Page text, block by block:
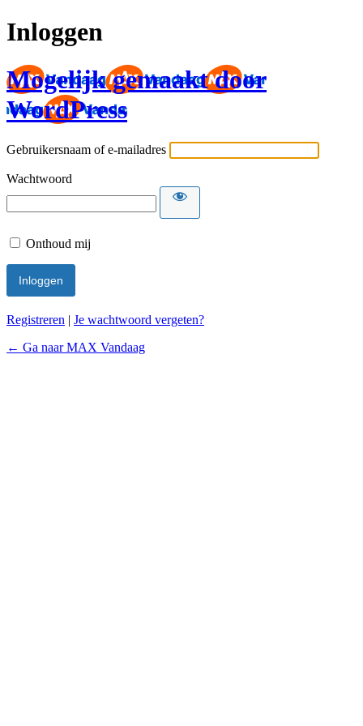
Inloggen
Mogelijk gemaakt door
WordPress
Gebruikersnaam of e-mailadres
Wachtwoord
Onthoud mij
Registreren | Je wachtwoord vergeten?
← Ga naar MAX Vandaag